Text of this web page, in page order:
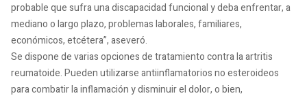
probable que sufra una discapacidad funcional y deba enfrentar, a
mediano o largo plazo, problemas laborales, familiares,
económicos, etcétera”, aseveró.
Se dispone de varias opciones de tratamiento contra la artritis
reumatoide. Pueden utilizarse antiinflamatorios no esteroideos
para combatir la inflamación y disminuir el dolor, o bien,